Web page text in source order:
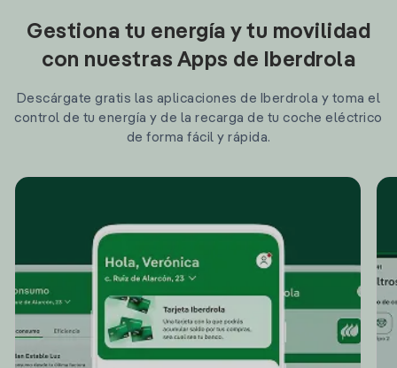
Gestiona tu energía y tu movilidad
con nuestras Apps de Iberdrola
Descárgate gratis las aplicaciones de Iberdrola y toma el
control de tu energía y de la recarga de tu coche eléctrico
de forma fácil y rápida.